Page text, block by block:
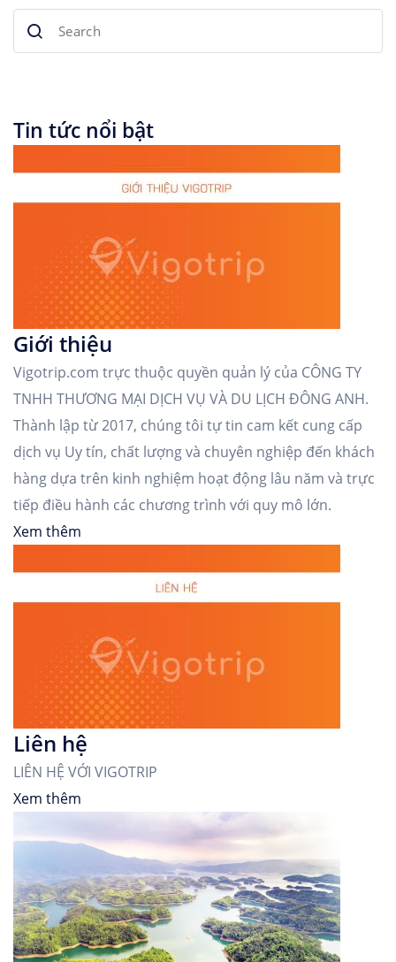
Tin tức nổi bật
Giới thiệu
Vigotrip.com trực thuộc quyền quản lý của CÔNG TY
TNHH THƯƠNG MẠI DỊCH VỤ VÀ DU LỊCH ĐÔNG ANH.
Thành lập từ 2017, chúng tôi tự tin cam kết cung cấp
dịch vụ Uy tín, chất lượng và chuyên nghiệp đến khách
hàng dựa trên kinh nghiệm hoạt động lâu năm và trực
tiếp điều hành các chương trình với quy mô lớn.
Xem thêm
Liên hệ
LIÊN HỆ VỚI VIGOTRIP
Xem thêm